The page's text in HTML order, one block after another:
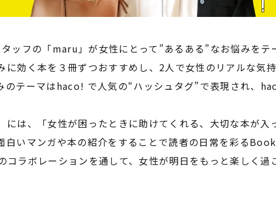
ッフの「maru」が女性にとって”あるある”なお悩みを
に効く本を３冊ずつおすすめし、2人で女性のリアルな気
のテーマはhaco! で人気の“ハッシュタグ”で表現され、
は、「女性が困ったときに助けてくれる、大切な本が入
白いマンガや本の紹介をすることで読者の日常を彩る
ラボレーションを通して、女性が明日をもっと楽しく過